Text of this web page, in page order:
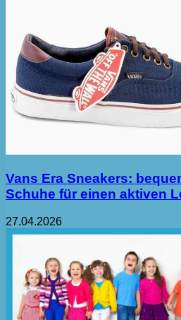
Vans Era Sneakers:
Schuhe für einen aktiven
27.04.2026